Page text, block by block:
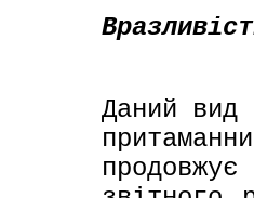
Даний вид